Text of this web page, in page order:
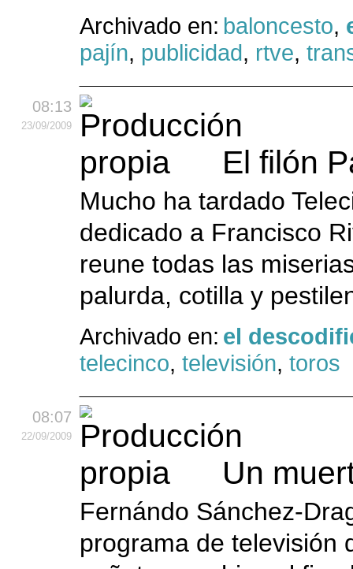
Archivado en: baloncesto,
pajín, publicidad, rtve,
08:13
23/09/2009
El filón
Mucho ha tardado
dedicado a Francisco
reune todas las
palurda, cotilla y
Archivado en: el
telecinco, televisión, toros
08:07
22/09/2009
Un
Fernándo Sánchez-
programa de televisión